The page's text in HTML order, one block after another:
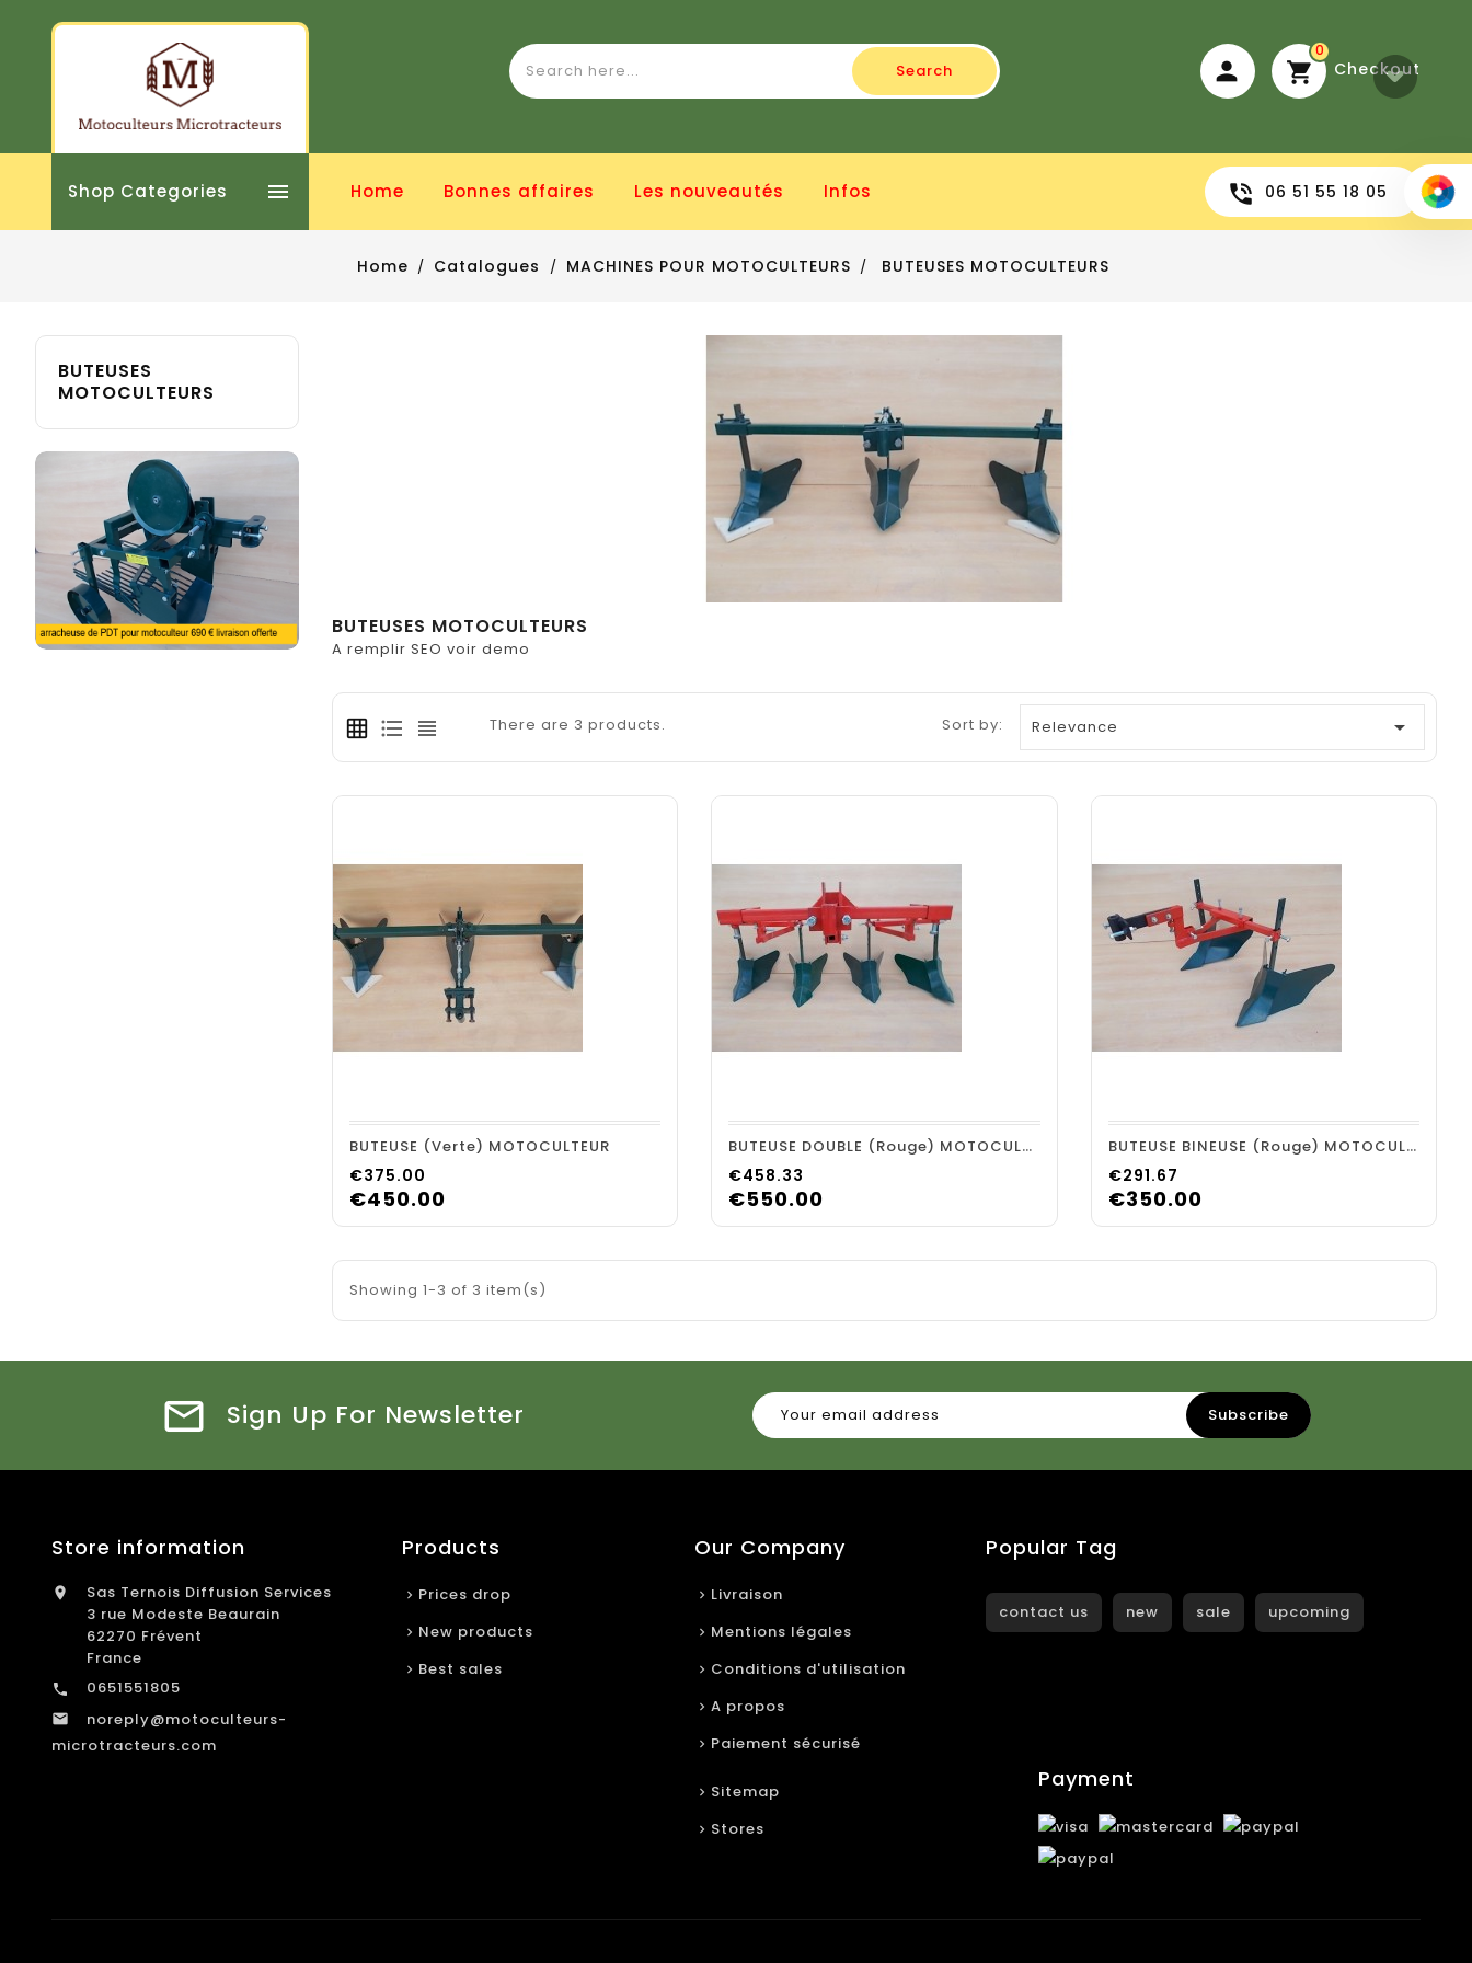
Checkout
0
Search
Shop Categories  06 51 55 18 05
Home Bonnes affaires Les nouveautés Infos
Home Catalogues MACHINES POUR MOTOCULTEURS BUTEUSES MOTOCULTEURS
BUTEUSES
MOTOCULTEURS
BUTEUSES MOTOCULTEURS
A remplir SEO voir demo
There are 3 products. Sort by: Relevance 
shopping_cart
visibility
BUTEUSE (verte) MOTOCULTEUR
€375.00
€450.00
shopping_cart
visibility
BUTEUSE DOUBLE (rouge) MOTOCULTEUR
€458.33
€550.00
shopping_cart
visibility
BUTEUSE BINEUSE (rouge) MOTOCULTEUR
€291.67
€350.00
Showing 1-3 of 3 item(s)
Sign Up For Newsletter
Store information

Sas Ternois Diffusion Services
3 rue Modeste Beaurain
62270 Frévent
France
 0651551805

noreply@motoculteurs-
microtracteurs.com
Products
Prices drop
New products
Best sales
Our Company
Livraison
Mentions légales
Conditions d'utilisation
A propos
Paiement sécurisé
Sitemap
Stores
Popular Tag
contact us new sale upcoming
Payment